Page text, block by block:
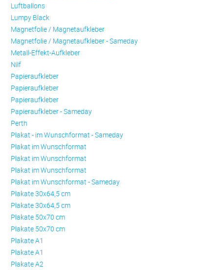
Luftballons
Lumpy Black
Magnetfolie / Magnetaufkleber
Magnetfolie / Magnetaufkleber - Sameday
Metall-Effekt-Aufkleber
Nilf
Papieraufkleber
Papieraufkleber
Papieraufkleber
Papieraufkleber - Sameday
Perth
Plakat - im Wunschformat - Sameday
Plakat im Wunschformat
Plakat im Wunschformat
Plakat im Wunschformat
Plakat im Wunschformat - Sameday
Plakate 30x64,5 cm
Plakate 30x64,5 cm
Plakate 50x70 cm
Plakate 50x70 cm
Plakate A1
Plakate A1
Plakate A2